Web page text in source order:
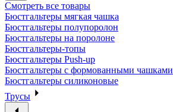
Смотреть все товары
Бюстгальтеры мягкая чашка
Бюстгальтеры полупоролон
Бюстгальтеры на поролоне
Бюстгальтеры-топы
Бюстгальтеры Push-up
Бюстгальтеры с формованными чашками
Бюстгальтеры силиконовые
Трусы